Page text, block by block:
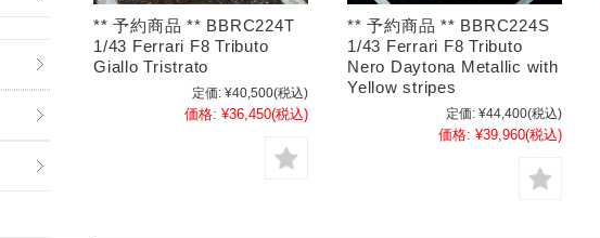
** 予約商品 ** BBRC224T
1/43 Ferrari F8 Tributo
Giallo Tristrato
定価: ¥40,500(税込)
価格: ¥36,450(税込)
** 予約商品 ** BBRC224S
1/43 Ferrari F8 Tributo
Nero Daytona Metallic with
Yellow stripes
定価: ¥44,400(税込)
価格: ¥39,960(税込)